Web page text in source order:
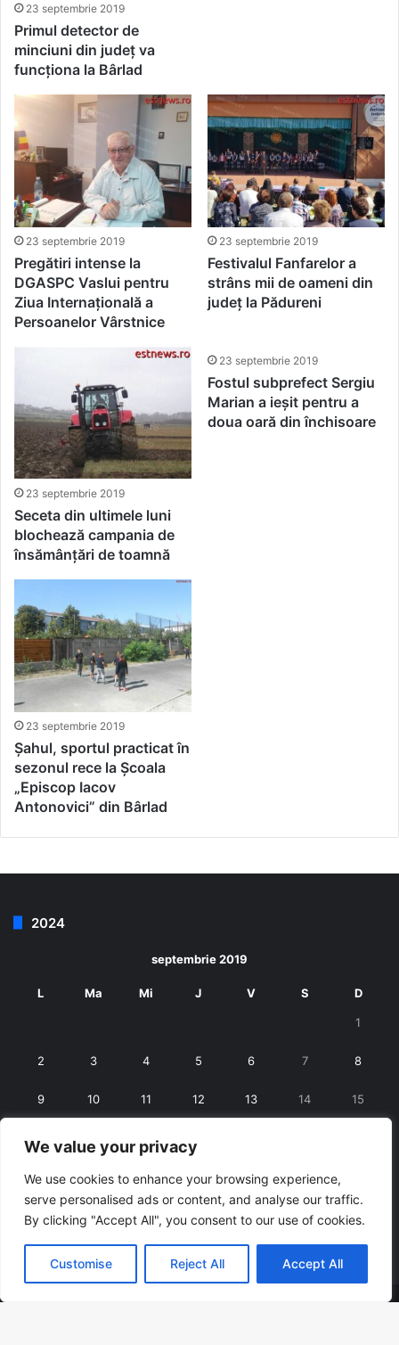
We value your privacy
We use cookies to enhance your browsing experience,
serve personalised ads or content, and analyse our traffic.
By clicking "Accept All", you consent to our use of cookies.
Customise Reject All Accept All
23 septembrie 2019
Primul detector de
minciuni din județ va
funcționa la Bârlad
23 septembrie 2019
Pregătiri intense la
DGASPC Vaslui pentru
Ziua Internațională a
Persoanelor Vârstnice
23 septembrie 2019
Festivalul Fanfarelor a
strâns mii de oameni din
județ la Pădureni
23 septembrie 2019
Seceta din ultimele luni
blochează campania de
însămânțări de toamnă
23 septembrie 2019
Fostul subprefect Sergiu
Marian a ieșit pentru a
doua oară din închisoare
23 septembrie 2019
Șahul, sportul practicat în
sezonul rece la Școala
„Episcop Iacov
Antonovici” din Bârlad
2024
septembrie 2019
L Ma Mi J V S D
1
2 3 4 5 6 7 8
9 10 11 12 13 14 15
23 24 25 26 27 28
« iul. oct. »